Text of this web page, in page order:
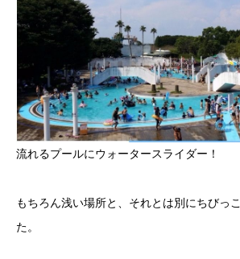
流れるプールにウォータースライダー！
もちろん浅い場所と、それとは別にちびっ
た。